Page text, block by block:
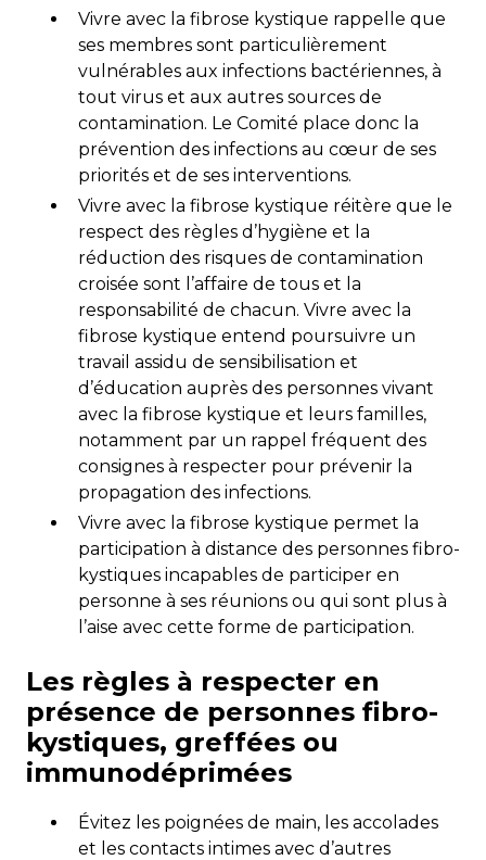
Vivre avec la fibrose kystique rappelle que
ses membres sont particulièrement
vulnérables aux infections bactériennes, à
tout virus et aux autres sources de
contamination. Le Comité place donc la
prévention des infections au cœur de ses
priorités et de ses interventions.
Vivre avec la fibrose kystique réitère que le
respect des règles d’hygiène et la
réduction des risques de contamination
croisée sont l’affaire de tous et la
responsabilité de chacun. Vivre avec la
fibrose kystique entend poursuivre un
travail assidu de sensibilisation et
d’éducation auprès des personnes vivant
avec la fibrose kystique et leurs familles,
notamment par un rappel fréquent des
consignes à respecter pour prévenir la
propagation des infections.
Vivre avec la fibrose kystique permet la
participation à distance des personnes fibro-
kystiques incapables de participer en
personne à ses réunions ou qui sont plus à
l’aise avec cette forme de participation.
Les règles à respecter en
présence de personnes fibro-
kystiques, greffées ou
immunodéprimées
Évitez les poignées de main, les accolades
et les contacts intimes avec d’autres